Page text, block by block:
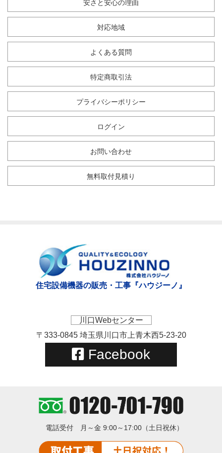
安さと安心の理由
対応地域
よくある質問
特定商取引法
プライバシーポリシー
ログイン
お問い合わせ
無料取付見積り
住宅設備機器の販売・工事『ハウジーノ』
川口Webセンター
〒333-0845 埼玉県川口市上青木西5-23-20
Facebook
電話受付 月～金 9:00～17:00（土日祝休）